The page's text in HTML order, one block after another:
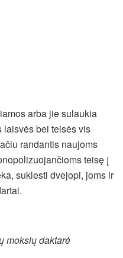
arba jie sulaukia
laisvės bei teisės vis
randantis naujoms
teisę į
suklesti dvejopi, joms ir
mokslų daktarė